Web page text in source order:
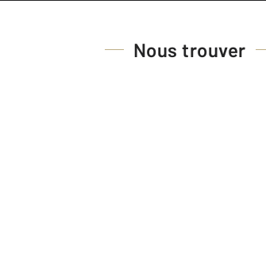
Nous trouver